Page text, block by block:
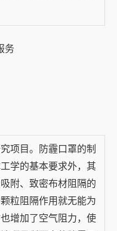
务
项目。防霾口罩的制
学的基本要求外，其
附、致密布材阻隔的
粒阻隔作用就无能为
增加了空气阻力，使